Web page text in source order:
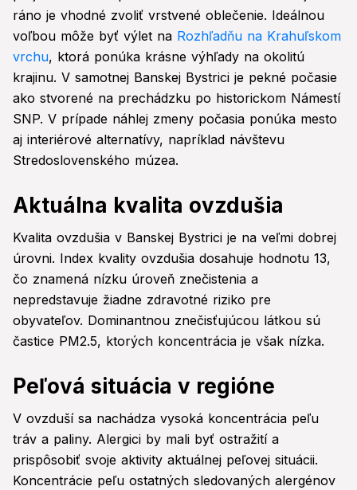
ráno je vhodné zvoliť vrstvené oblečenie. Ideálnou
voľbou môže byť výlet na Rozhľadňu na Krahuľskom
vrchu, ktorá ponúka krásne výhľady na okolitú
krajinu. V samotnej Banskej Bystrici je pekné počasie
ako stvorené na prechádzku po historickom Námestí
SNP. V prípade náhlej zmeny počasia ponúka mesto
aj interiérové alternatívy, napríklad návštevu
Stredoslovenského múzea.
Aktuálna kvalita ovzdušia
Kvalita ovzdušia v Banskej Bystrici je na veľmi dobrej
úrovni. Index kvality ovzdušia dosahuje hodnotu 13,
čo znamená nízku úroveň znečistenia a
nepredstavuje žiadne zdravotné riziko pre
obyvateľov. Dominantnou znečisťujúcou látkou sú
častice PM2.5, ktorých koncentrácia je však nízka.
Peľová situácia v regióne
V ovzduší sa nachádza vysoká koncentrácia peľu
tráv a paliny. Alergici by mali byť ostražití a
prispôsobiť svoje aktivity aktuálnej peľovej situácii.
Koncentrácie peľu ostatných sledovaných alergénov